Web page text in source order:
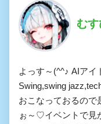
むす
よっす～(^^♪ AIア
Swing,swing
おこなっておるので
ぉ～♡イベントで見